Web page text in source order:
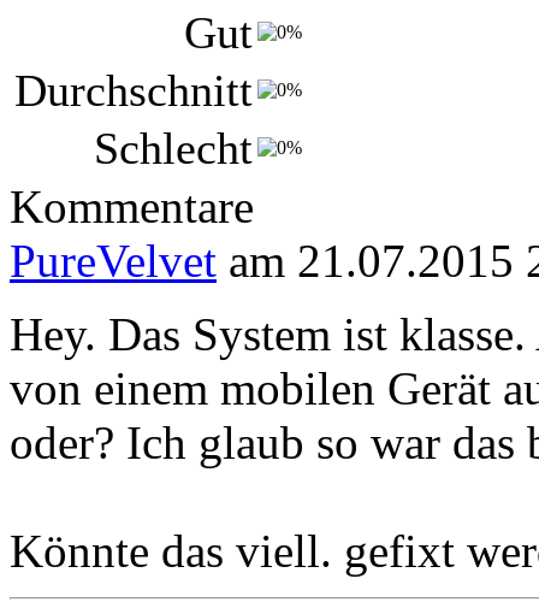
Gut
Durchschnitt
Schlecht
Kommentare
PureVelvet am 21.07.2015
Hey. Das System ist
von einem mobilen Gerät
oder? Ich glaub so war das
Könnte das viell. gefixt